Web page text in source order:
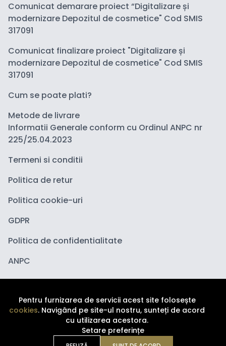
Comunicat demarare proiect “Digitalizare și
modernizare Depozitul de cosmetice" Cod SMIS
317091
Comunicat finalizare proiect "Digitalizare și
modernizare Depozitul de cosmetice" Cod SMIS
317091
Cum se poate plati?
Metode de livrare
Informatii Generale conform cu Ordinul ANPC nr
225/25.04.2023
Termeni si conditii
Politica de retur
Politica cookie-uri
GDPR
Politica de confidentialitate
ANPC
Copyright ©2026Depozituldecosmetice.ro. Toate
Pentru furnizarea de servicii acest site folosește
cookies. Navigând pe site-ul nostru, sunteți de acord
cu utilizarea acestora.
Setare preferințe